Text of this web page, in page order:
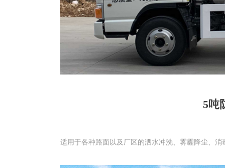
5吨
适用于各种路面以及厂区的洒水冲洗、雾霾降尘、